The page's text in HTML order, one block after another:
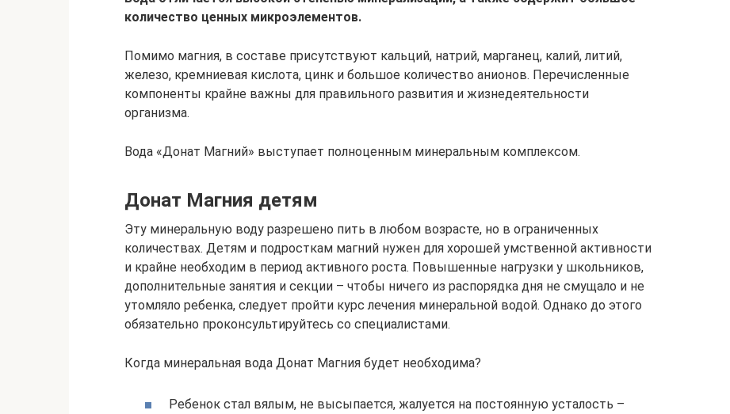
количество ценных микроэлементов.
Помимо магния, в составе присутствуют кальций, натрий, марганец, калий, литий,
железо, кремниевая кислота, цинк и большое количество анионов. Перечисленные
компоненты крайне важны для правильного развития и жизнедеятельности
организма.
Вода «Донат Магний» выступает полноценным минеральным комплексом.
Донат Магния детям
Эту минеральную воду разрешено пить в любом возрасте, но в ограниченных
количествах. Детям и подросткам магний нужен для хорошей умственной активности
и крайне необходим в период активного роста. Повышенные нагрузки у школьников,
дополнительные занятия и секции – чтобы ничего из распорядка дня не смущало и не
утомляло ребенка, следует пройти курс лечения минеральной водой. Однако до этого
обязательно проконсультируйтесь со специалистами.
Когда минеральная вода Донат Магния будет необходима?
Ребенок стал вялым, не высыпается, жалуется на постоянную усталость –